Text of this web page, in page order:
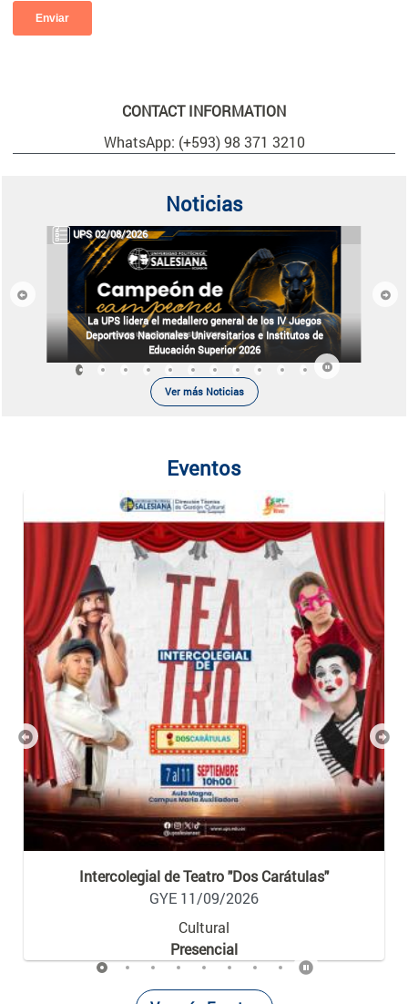
CONTACT INFORMATION
WhatsApp: (+593) 98 371 3210
Noticias
UPS 02/08/2026
La UPS lidera el medallero general de los IV Juegos
Deportivos Nacionales Universitarios e Institutos de
Educación Superior 2026
Previous Next
Ver más Noticias
Eventos
Intercolegial de Teatro "Dos Carátulas"
GYE 11/09/2026
Cultural
Presencial
Previous